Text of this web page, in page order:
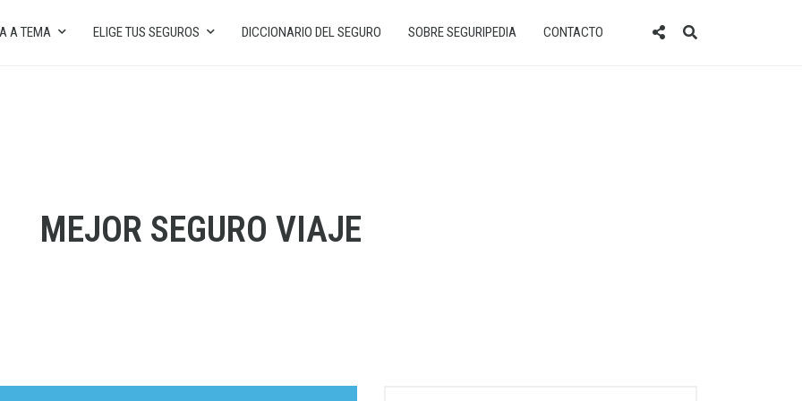
A TEMA ELIGE TUS SEGUROS DICCIONARIO DEL SEGURO SOBRE SEGURIPEDIA CONTACTO
MEJOR SEGURO VIAJE